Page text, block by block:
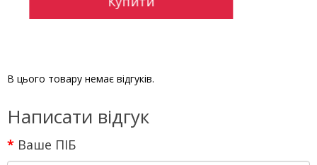
В цього товару немає відгуків.
Написати відгук
Ваше ПІБ